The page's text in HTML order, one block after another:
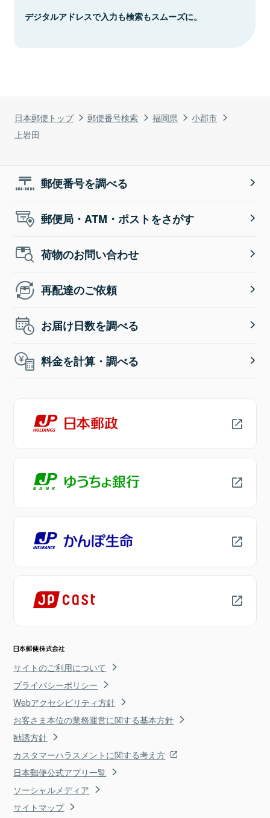
日本郵便トップ 郵便番号検索 福岡県
小郡市
上岩田
デジタルアドレスで入力も検索もスムーズに。
郵便番号を調べる
郵便局・ATM・ポストをさがす
荷物のお問い合わせ
再配達のご依頼
お届け日数を調べる
料金を計算・調べる
サイトのご利用について
プライバシーポリシー
Webアクセシビリティ方針
お客さま本位の業務運営に関する基本方針
勧誘方針
カスタマーハラスメントに関する考え方
日本郵便公式アプリ一覧
ソーシャルメディア
サイトマップ